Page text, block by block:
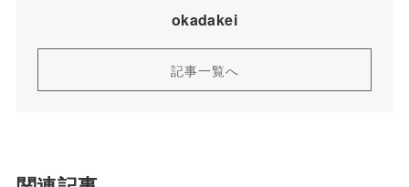
okadakei
記事一覧へ